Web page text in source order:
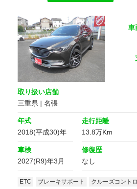
ディスプレイ
ヘッドランプ
LED
ヘ
安全装置・サポート
ABS
パーキング
アシスト
障害物センサー
エ
エアバッグ
カーテン
フ
車
取り扱い店舗
三重県 | 名張
年式
2018(平成30)年
走行距離
13.8万Km
車検
2027(R9)年3月
修復歴
なし
ETC ブレーキサポート クルーズコント